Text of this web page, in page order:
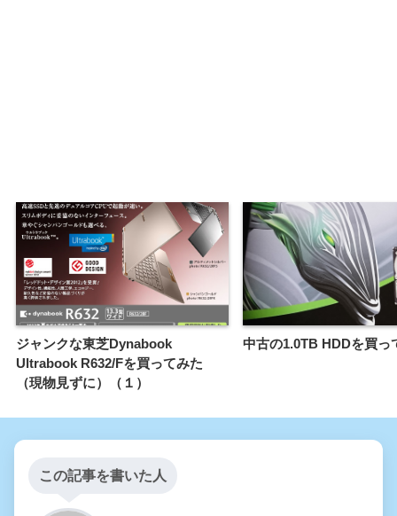
ジャンクな東芝Dynabook
Ultrabook R632/Fを買ってみた
（現物見ずに）（１）
中古の1.0TB HDDを買っ
この記事を書いた人